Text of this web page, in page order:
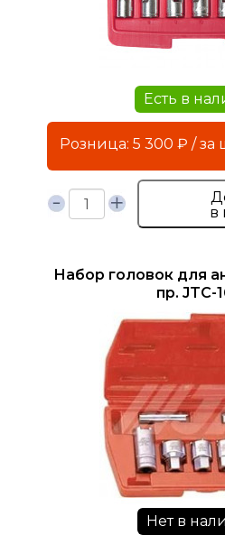
Есть в
Розница: 5 300
в
Набор головок для
пр. JTC-
Нет в